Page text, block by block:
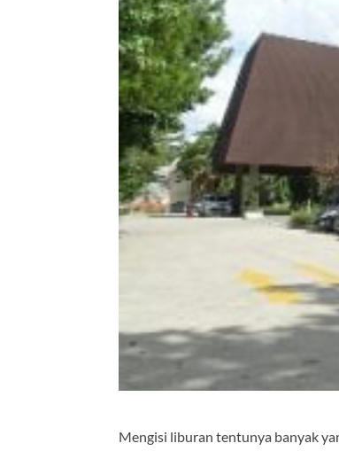
Mengisi liburan tentunya banyak